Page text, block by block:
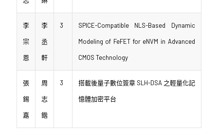
李
宗
恩
李
丞
軒
3 SPICE-Compatible NLS-Based Dynamic
Modeling of FeFET for eNVM in Advanced
CMOS Technology
張
錫
嘉
周
志
鍇
3 搭載後量子數位簽章 SLH-DSA 之輕量化記
憶體加密平台